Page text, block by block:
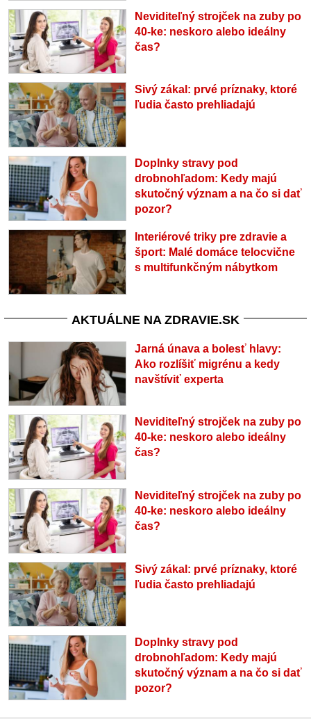
Neviditeľný strojček na zuby po
40-ke: neskoro alebo ideálny
čas?
Sivý zákal: prvé príznaky, ktoré
ľudia často prehliadajú
Doplnky stravy pod
drobnohľadom: Kedy majú
skutočný význam a na čo si dať
pozor?
Interiérové triky pre zdravie a
šport: Malé domáce telocvične
s multifunkčným nábytkom
AKTUÁLNE NA ZDRAVIE.SK
Jarná únava a bolesť hlavy:
Ako rozlíšiť migrénu a kedy
navštíviť experta
Neviditeľný strojček na zuby po
40-ke: neskoro alebo ideálny
čas?
Neviditeľný strojček na zuby po
40-ke: neskoro alebo ideálny
čas?
Sivý zákal: prvé príznaky, ktoré
ľudia často prehliadajú
Doplnky stravy pod
drobnohľadom: Kedy majú
skutočný význam a na čo si dať
pozor?